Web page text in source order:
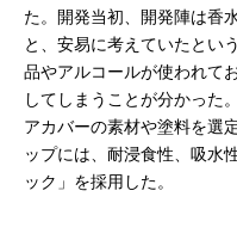
た。開発当初、開発陣は香
と、安易に考えていたとい
品やアルコールが使われて
してしまうことが分かった
アカバーの素材や塗料を選
ップには、耐浸食性、吸水
ック」を採用した。